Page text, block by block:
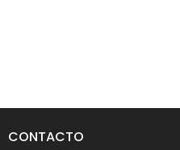
CONTACTO